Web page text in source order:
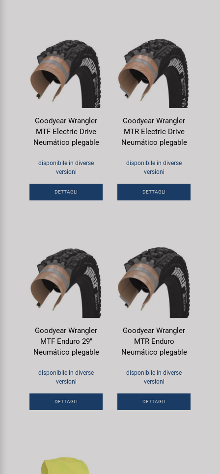
Goodyear Wrangler
MTF Electric Drive
Neumático plegable
disponibile in diverse
versioni
DETTAGLI
Goodyear Wrangler
MTR Electric Drive
Neumático plegable
disponibile in diverse
versioni
DETTAGLI
Goodyear Wrangler
MTF Enduro 29"
Neumático plegable
disponibile in diverse
versioni
DETTAGLI
Goodyear Wrangler
MTR Enduro
Neumático plegable
disponibile in diverse
versioni
DETTAGLI